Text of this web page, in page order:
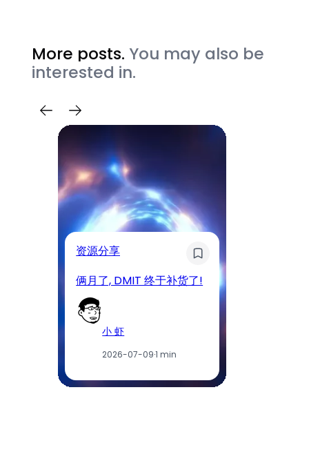
More posts. You may also be
interested in.
资源分享
俩月了, DMIT 终于补货了!
小 虾
2026-07-09·1 min